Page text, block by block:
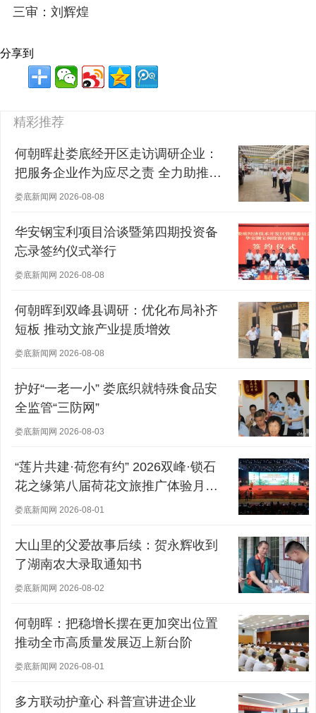
三审：刘辉煌
分享到
精彩推荐
何朝晖赴娄底经开区走访调研企业：
把服务企业作为应尽之责 全力助推经
营主体稳健发展
娄底新闻网 2026-08-08
华安钢宝利项目洽谈暨第四期投资备
忘录签约仪式举行
娄底新闻网 2026-08-08
何朝晖到双峰县调研：优化布局补齐
短板 推动文旅产业提质增效
娄底新闻网 2026-08-08
护好“一老一小” 娄底织就特殊食品安
全监管“三防网”
娄底新闻网 2026-08-03
“莲片共建·荷您有约” 2026双峰·锁石
花之缘第八届荷花文旅推广体验月盛
大开幕
娄底新闻网 2026-08-01
大山里的父爱故事后续：贺永辉收到
了湖南农大录取通知书
娄底新闻网 2026-08-02
何朝晖：把稳增长摆在更加突出位置
推动全市高质量发展迈上新台阶
娄底新闻网 2026-08-01
多方联动护童心 科普宣讲进企业